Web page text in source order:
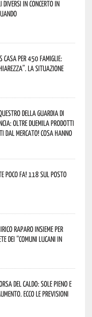
DiVersi in concerto in
casa per 450 famiglie:
La situazione
della Guardia di
oltre duemila prodotti
mercato! Cosa hanno
poco fa! 118 sul posto
Raparo insieme per
dei “Comuni Lucani in
del caldo: sole pieno e
Ecco le previsioni